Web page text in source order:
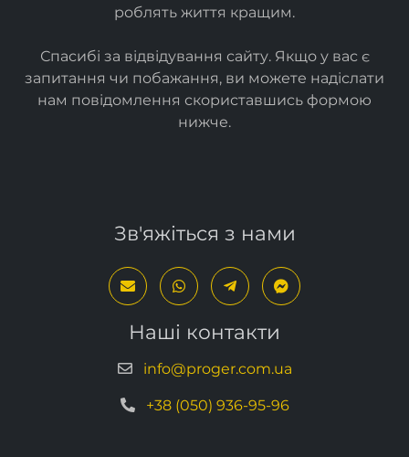
роблять життя кращим.
Спасибі за відвідування сайту. Якщо у вас є
запитання чи побажання, ви можете надіслати
нам повідомлення скориставшись формою
нижче.
Зв'яжіться з нами
Наші контакти
info@proger.com.ua
+38 (050) 936-95-96